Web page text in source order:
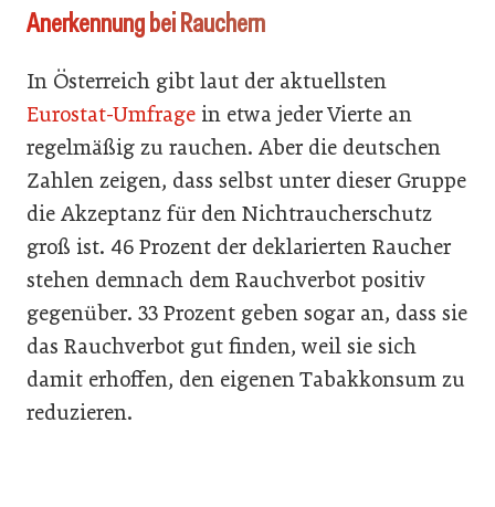
Anerkennung bei Rauchern
In Österreich gibt laut der aktuellsten
Eurostat-Umfrage in etwa jeder Vierte an
regelmäßig zu rauchen. Aber die deutschen
Zahlen zeigen, dass selbst unter dieser Gruppe
die Akzeptanz für den Nichtraucherschutz
groß ist. 46 Prozent der deklarierten Raucher
stehen demnach dem Rauchverbot positiv
gegenüber. 33 Prozent geben sogar an, dass sie
das Rauchverbot gut finden, weil sie sich
damit erhoffen, den eigenen Tabakkonsum zu
reduzieren.